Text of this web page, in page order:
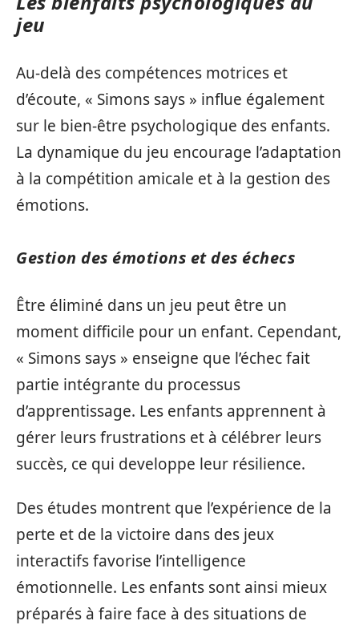
jeu
Au-delà des compétences motrices et
d’écoute, « Simons says » influe également
sur le bien-être psychologique des enfants.
La dynamique du jeu encourage l’adaptation
à la compétition amicale et à la gestion des
émotions.
Gestion des émotions et des échecs
Être éliminé dans un jeu peut être un
moment difficile pour un enfant. Cependant,
« Simons says » enseigne que l’échec fait
partie intégrante du processus
d’apprentissage. Les enfants apprennent à
gérer leurs frustrations et à célébrer leurs
succès, ce qui developpe leur résilience.
Des études montrent que l’expérience de la
perte et de la victoire dans des jeux
interactifs favorise l’intelligence
émotionnelle. Les enfants sont ainsi mieux
préparés à faire face à des situations de